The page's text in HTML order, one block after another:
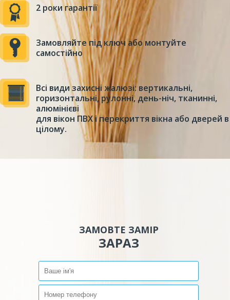
2 роки гарантії
Замовляйте під ключ або монтуйте
самостійно
Всі види захисні жалюзі: вертикальні,
горизонтальні, рулонні, день-ніч, тканинні,
алюмінієві
для вікон ПВХ і перекриття вікна або дверей в
цілому.
ЗАМОВТЕ ЗАМІР
ЗАРАЗ